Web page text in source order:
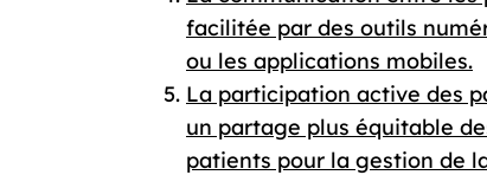
facilitée par des outils
ou les applications mobiles.
La participation active des
un partage plus équitable
patients pour la gestion de